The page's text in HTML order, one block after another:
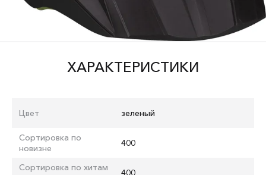
ХАРАКТЕРИСТИКИ
Цвет зеленый
Сортировка по
новизне
400
Сортировка по хитам
400